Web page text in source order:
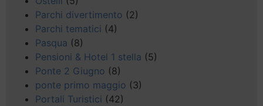
Parchi divertimento (2)
Parchi tematici (4)
Pasqua (8)
Pensioni & Hotel 1 stella (5)
Ponte 2 Giugno (8)
ponte primo maggio (3)
Portali Turistici (42)